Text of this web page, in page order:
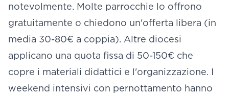
notevolmente. Molte parrocchie lo offrono
gratuitamente o chiedono un'offerta libera (in
media 30-80€ a coppia). Altre diocesi
applicano una quota fissa di 50-150€ che
copre i materiali didattici e l'organizzazione. I
weekend intensivi con pernottamento hanno